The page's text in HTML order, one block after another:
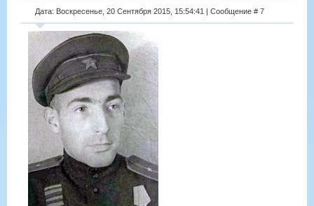
Дата: Воскресенье, 20 Сентября 2015, 15:54:41 | Сообщение # 7